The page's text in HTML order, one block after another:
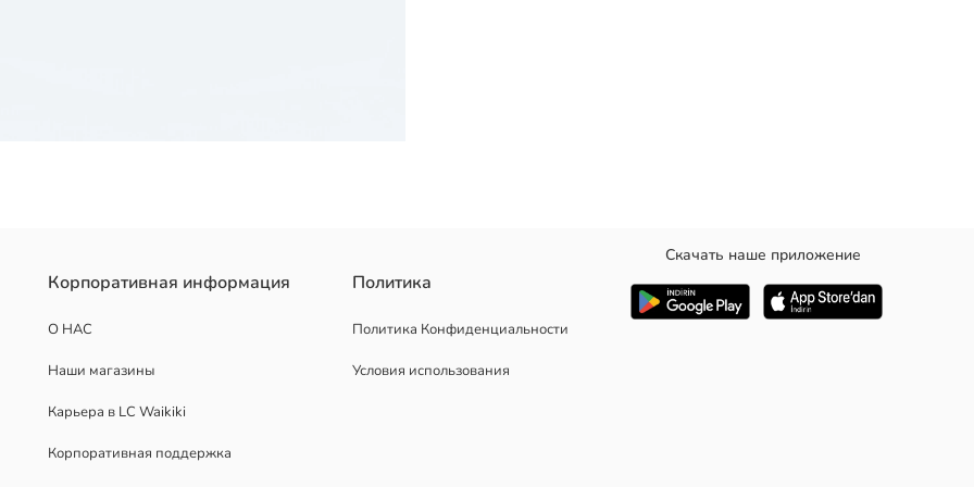
Корпоративная информация
О НАС
Наши магазины
Карьера в LC Waikiki
Корпоративная поддержка
Политика
Политика Конфиденциальности
Условия использования
Скачать наше приложение